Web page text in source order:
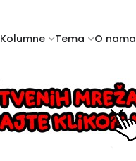
Kolumne Tema O nama